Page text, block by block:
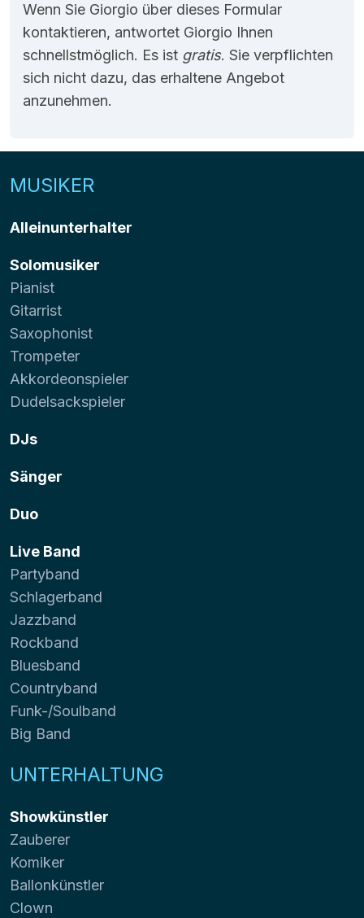
Wenn Sie Giorgio über dieses Formular
kontaktieren, antwortet Giorgio Ihnen
schnellstmöglich. Es ist gratis. Sie verpflichten
sich nicht dazu, das erhaltene Angebot
anzunehmen.
MUSIKER
Alleinunterhalter
Solomusiker
Pianist
Gitarrist
Saxophonist
Trompeter
Akkordeonspieler
Dudelsackspieler
DJs
Sänger
Duo
Live Band
Partyband
Schlagerband
Jazzband
Rockband
Bluesband
Countryband
Funk-/Soulband
Big Band
UNTERHALTUNG
Showkünstler
Zauberer
Komiker
Ballonkünstler
Clown